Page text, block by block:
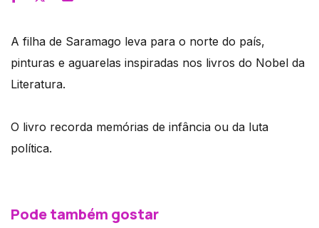
A filha de Saramago leva para o norte do país,
pinturas e aguarelas inspiradas nos livros do Nobel da
Literatura.
O livro recorda memórias de infância ou da luta
política.
Pode também gostar